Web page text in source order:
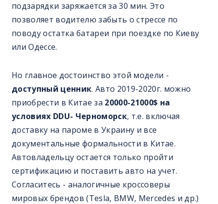
подзарядки заряжается за 30 мин. Это
позволяет водителю забыть о стрессе по
поводу остатка батареи при поездке по Киеву
или Одессе.
Но главное достоинство этой модели -
доступный ценник. Авто 2019-2020г. можно
приобрести в Китае за 20000-21000$ на
условиях DDU- Черноморск, т.е. включая
доставку на пароме в Украину и все
документальные формальности в Китае.
Автовладельцу остается только пройти
сертификацию и поставить авто на учет.
Согласитесь - аналогичные кроссоверы
мировых брендов (Tesla, BMW, Mercedes и др.)